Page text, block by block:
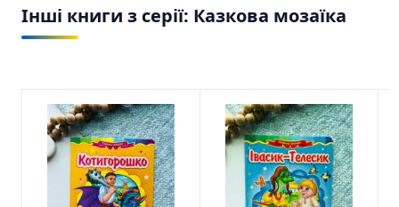
Інші книги з серії: Казкова мозаїка